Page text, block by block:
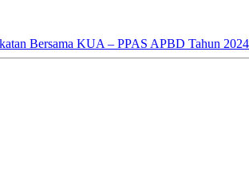
Bersama KUA – PPAS APBD Tahun 2024